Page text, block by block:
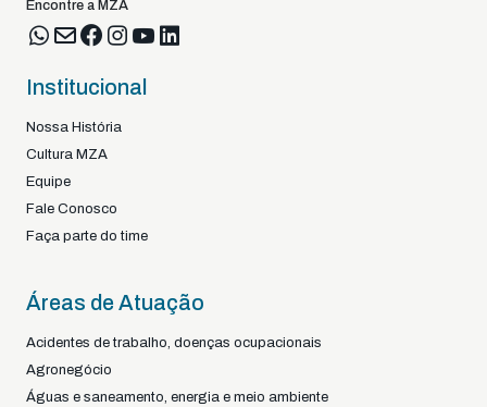
Encontre a MZA
Institucional
Nossa História
Cultura MZA
Equipe
Fale Conosco
Faça parte do time
Áreas de Atuação
Acidentes de trabalho, doenças ocupacionais
Agronegócio
Águas e saneamento, energia e meio ambiente